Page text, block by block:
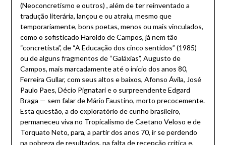
(Neoconcretismo e outros) , além de ter reinventado a
tradução literária, lançou e ou atraiu, mesmo que
temporariamente, bons poetas, menos ou mais vinculados,
como o sofisticado Haroldo de Campos, já nem tão
“concretista”, de “A Educação dos cinco sentidos” (1985)
ou de alguns fragmentos de “Galáxias”, Augusto de
Campos, mais marcadamente até o início dos anos 80,
Ferreira Gullar, com seus altos e baixos, Afonso Ávila, José
Paulo Paes, Décio Pignatari e o surpreendente Edgard
Braga — sem falar de Mário Faustino, morto precocemente.
Esta questão, a do exploratório de cunho brasileiro,
permaneceu viva no Tropicalismo de Caetano Veloso e de
Torquato Neto, para, a partir dos anos 70, ir se perdendo
na pobreza de resultados, na falta de recepção crítica e,